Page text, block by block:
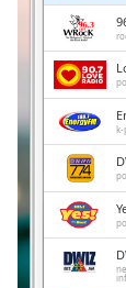
Playback
Rate
Chapters
Chapters
Descriptions
off,
selected
k-